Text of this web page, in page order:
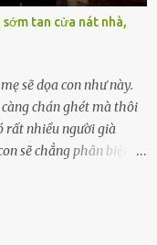
đặt cược cả thanh
lại chính mình. Tôi lên
phố và nỗi đau. Tôi v...
sớm tan cửa nát nhà,
sẽ dọa con như này.
chán ghét mà thôi
rất nhiều người già
sẽ chẳng phân biệt
nghe lời, cảnh sát